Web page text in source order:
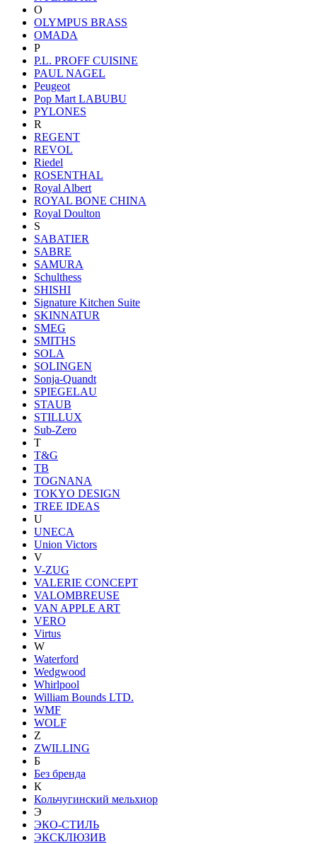
O
OLYMPUS BRASS
OMADA
P
P.L. PROFF CUISINE
PAUL NAGEL
Peugeot
Pop Mart LABUBU
PYLONES
R
REGENT
REVOL
Riedel
ROSENTHAL
Royal Albert
ROYAL BONE CHINA
Royal Doulton
S
SABATIER
SABRE
SAMURA
Schulthess
SHISHI
Signature Kitchen Suite
SKINNATUR
SMEG
SMITHS
SOLA
SOLINGEN
Sonja-Quandt
SPIEGELAU
STAUB
STILLUX
Sub-Zero
T
T&G
TB
TOGNANA
TOKYO DESIGN
TREE IDEAS
U
UNECA
Union Victors
V
V-ZUG
VALERIE CONCEPT
VALOMBREUSE
VAN APPLE ART
VERO
Virtus
W
Waterford
Wedgwood
Whirlpool
William Bounds LTD.
WMF
WOLF
Z
ZWILLING
Б
Без бренда
К
Кольчугинский мельхиор
Э
ЭКО-СТИЛЬ
ЭКСКЛЮЗИВ